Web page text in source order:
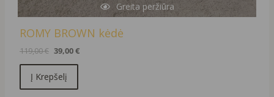
Greita peržiūra
ROMY BROWN kėdė
119,00€ 39,00€
Į Krepšelį